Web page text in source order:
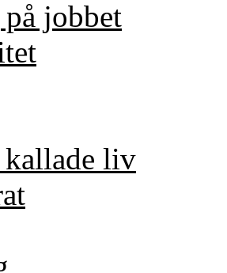
jobbet
liv